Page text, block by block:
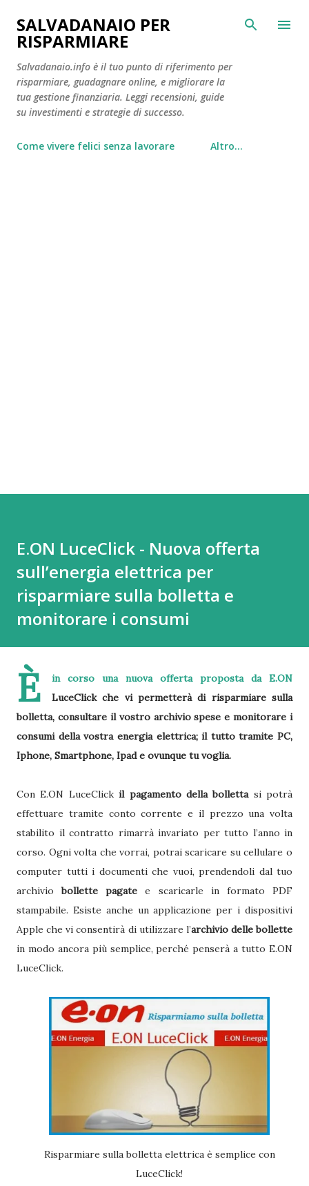
Passa ai contenuti principali
SALVADANAIO PER
RISPARMIARE
Salvadanaio.info è il tuo punto di riferimento per
risparmiare, guadagnare online, e migliorare la
tua gestione finanziaria. Leggi recensioni, guide
su investimenti e strategie di successo.
Come vivere felici senza lavorare Altro…
E.ON LuceClick - Nuova offerta
sull’energia elettrica per
risparmiare sulla bolletta e
monitorare i consumi
È
in corso una nuova offerta proposta da E.ON
LuceClick che vi permetterà di risparmiare sulla
bolletta, consultare il vostro archivio spese e monitorare i
consumi della vostra energia elettrica; il tutto tramite PC,
Iphone, Smartphone, Ipad e ovunque tu voglia.
Con E.ON LuceClickil pagamento della bollettasi potrà
effettuare tramite conto corrente e il prezzo una volta
stabilito il contratto rimarrà invariato per tutto l’anno in
corso. Ogni volta che vorrai, potrai scaricare su cellulare o
computer tutti i documenti che vuoi, prendendoli dal tuo
archiviobollette pagate e scaricarle in formato PDF
stampabile. Esiste anche un applicazione per i dispositivi
Apple che vi consentirà di utilizzare l’archivio delle bollette
in modo ancora più semplice, perché penserà a tutto E.ON
LuceClick.
Risparmiare sulla bolletta elettrica è semplice con
LuceClick!